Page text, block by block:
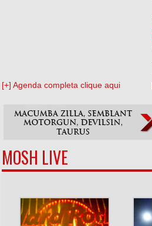
[+] Agenda completa clique aqui
MOSH LIVE